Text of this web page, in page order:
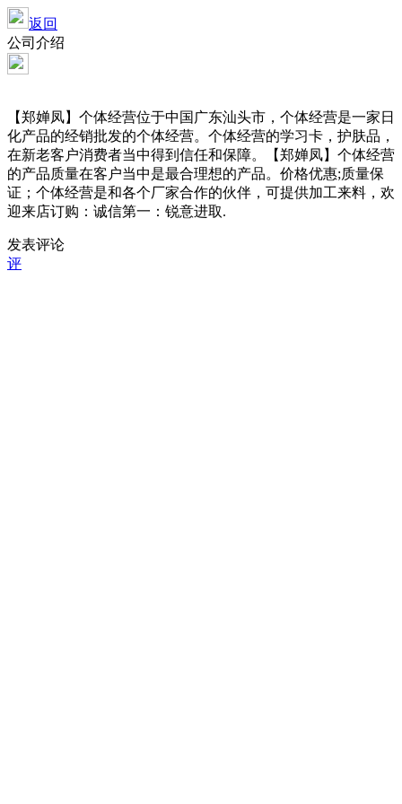
返回
公司介绍
【郑婵凤】个体经营位于中国广东汕头市，个体经营是一家日
化产品的经销批发的个体经营。个体经营的学习卡，护肤品，
在新老客户消费者当中得到信任和保障。【郑婵凤】个体经营
的产品质量在客户当中是最合理想的产品。价格优惠;质量保
证；个体经营是和各个厂家合作的伙伴，可提供加工来料，欢
迎来店订购：诚信第一：锐意进取.
发表评论
评